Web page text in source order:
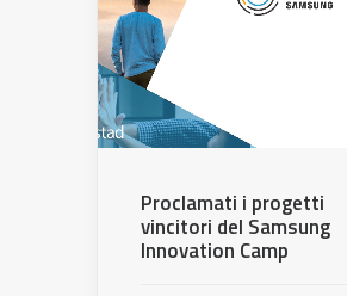
Proclamati i progetti
vincitori del Samsung
Innovation Camp